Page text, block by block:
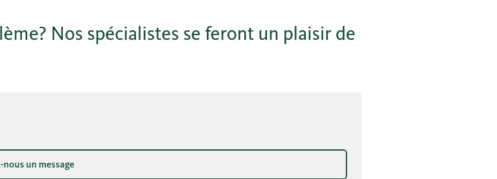
Nos spécialistes se feront un plaisir de
nous un message